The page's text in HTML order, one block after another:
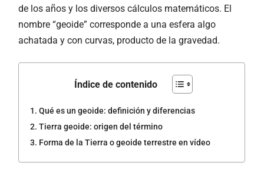
de los años y los diversos cálculos matemáticos. El
nombre “geoide” corresponde a una esfera algo
achatada y con curvas, producto de la gravedad.
Índice de contenido
Qué es un geoide: definición y diferencias
Tierra geoide: origen del término
Forma de la Tierra o geoide terrestre en vídeo